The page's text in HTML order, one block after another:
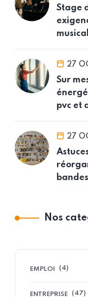
Stage
musical
27
Sur
pvc et
27
Nos
EMPLOI (4)
ENTREPRISE (47)